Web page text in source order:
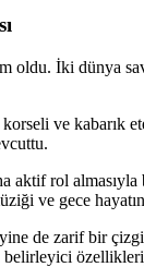
oldu. İki
ve
aktif rol
ve gece
de zarif bir
belirleyici